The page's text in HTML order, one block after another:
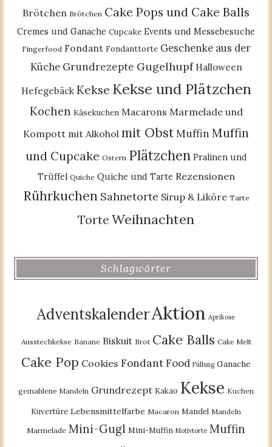
Brötchen Brötchen Cake Pops und Cake Balls
Cremes und Ganache Cupcake Events und Messebesuche
Fingerfood Fondant Fondanttorte Geschenke aus der
Küche Grundrezepte Gugelhupf Halloween
Hefegebäck Kekse Kekse und Plätzchen
Kochen Käsekuchen Macarons Marmelade und
Kompott mit Alkohol mit ObstMuffin Muffin
und Cupcake Ostern Plätzchen Pralinen und
Trüffel Quiche Quiche und Tarte Rezensionen
Rührkuchen Sahnetorte Sirup & Liköre Tarte
Torte Weihnachten
Schlagwörter
AdventskalenderAktion Aprikose
Ausstechkekse Banane Biskuit Brot Cake Balls Cake Melt
Cake Pop Cookies Fondant Food Füllung Ganache
gemahlene Mandeln Grundrezept Kakao Kekse Kuchen
Kuvertüre Lebensmittelfarbe Macaron Mandel Mandeln
Marmelade Mini-Gugl Mini-Muffin Motivtorte Muffin